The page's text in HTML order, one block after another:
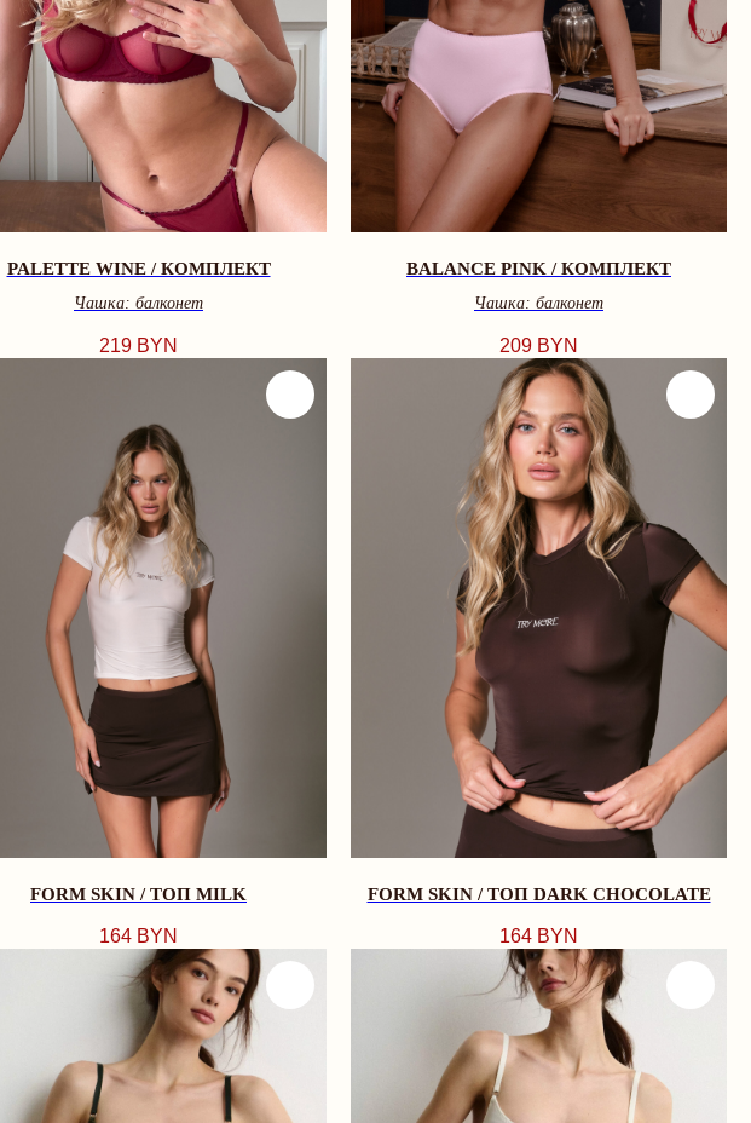
PALETTE WINE / КОМПЛЕКТ
Чашка: балконет
219 BYN
BALANCE PINK / КОМПЛЕКТ
Чашка: балконет
209 BYN
FORM SKIN / ТОП MILK
164 BYN
FORM SKIN / ТОП DARK CHOCOLATE
164 BYN